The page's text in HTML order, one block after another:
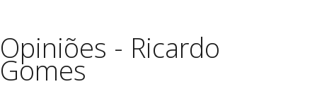
Opiniões - Ricardo
Gomes